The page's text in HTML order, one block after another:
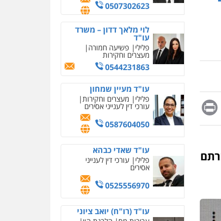
Message
Print
0507302623
לוי מלאך דדון – משרד
עו"ד
פלילי פשיעה חמורה
מעצרים וחקירות
0544231863
עו"ד מעיין שמחון
פלילי מעצרים וחקירות
עורכי דין לענייני אסירים
0587604050
עו"ד שאדי כבהא
פלילי עורכי דין לענייני
אסירים
0525556970
עו"ד (רו"ח) יואב ציוני
מחיקת כתבות מגוגל
ודחיקת אזכורים שליליים
דין
0522508109
אחסון אתרים
לעורכי דין
מרכז התחלה חדשה
אסירים עבירות מין
שירותים מקצועיים לעורכי
0544500346
מאיה בלום, עו"ס,
טיפול ושיקום
דין